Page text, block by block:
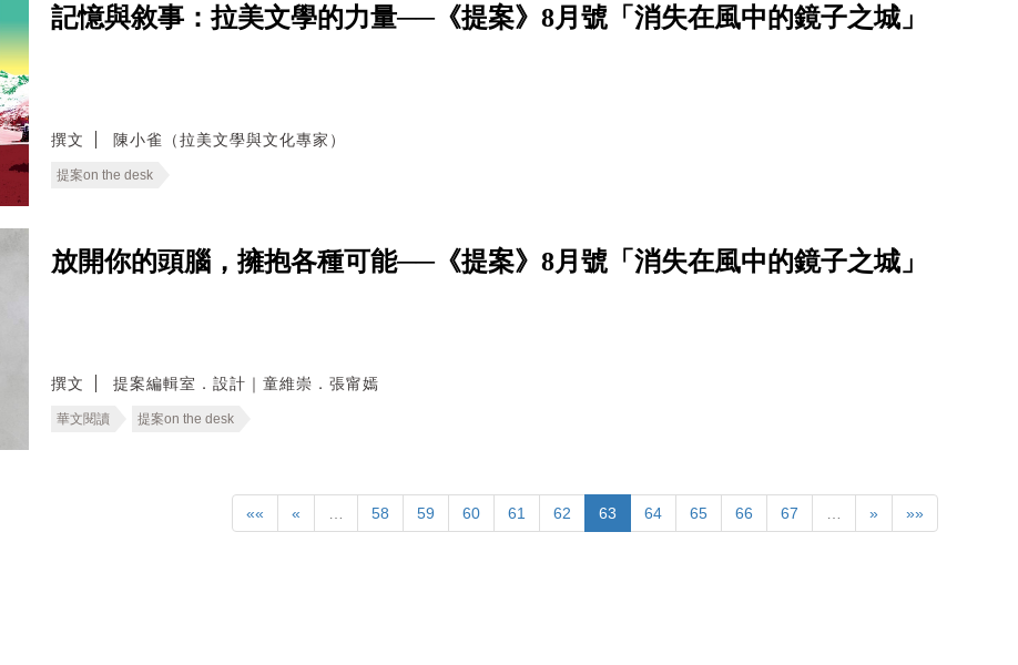
記憶與敘事：拉美文學的力量──《提案》8月號「消失在風中的鏡子之城」
撰文 陳小雀（拉美文學與文化專家）
提案on the desk
放開你的頭腦，擁抱各種可能──《提案》8月號「消失在風中的鏡子之城」
撰文 提案編輯室．設計｜童維崇．張甯嫣
華文閱讀 提案on the desk
«« « … 58 59 60 61 62 63 64 65 66 67 … » »»